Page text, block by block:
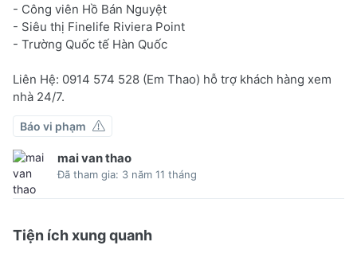
- Công viên Hồ Bán Nguyệt
- Siêu thị Finelife Riviera Point
- Trường Quốc tế Hàn Quốc
Liên Hệ: 0914 574 528 (Em Thao) hỗ trợ khách hàng xem
nhà 24/7.
Báo vi phạm
mai van thao
Đã tham gia: 3 năm 11 tháng
Tiện ích xung quanh